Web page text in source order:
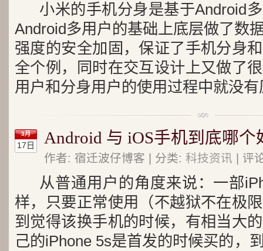
小米的手机分身是基于Android
Android多用户的基础上底层做了数
强度的安全加固，保证了手机分身
全个例，同时在交互设计上又做了
用户和分身用户的使用过程中就没
3月
17日 Android 与 iOS手机到底哪个
作者: 宿迁波仔博客 | 分类: 科技资讯 | 评
从普通用户的角度来说：一部
样，只要正常使用（不越狱不在极
到觉得该换手机的时候，有相当大
己的iPhone 5s是首发的时候买的，